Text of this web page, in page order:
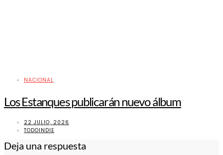
NACIONAL
Los Estanques publicarán nuevo álbum
22 JULIO, 2026
TODOINDIE
Deja una respuesta